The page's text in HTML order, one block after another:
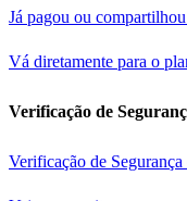
Já pagou ou
Vá diretamente para o
Verificação de
Verificação de Segurança